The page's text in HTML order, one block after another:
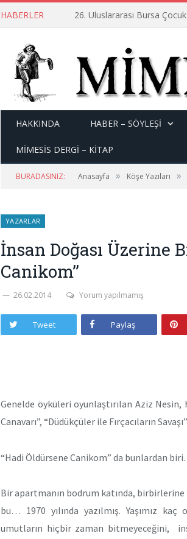
HABERLER 26. Uluslararası Bursa
HAKKINDA HABER – SÖYLEŞI
MİMESİS DERGİ – KİTAP
BURADASINIZ: Anasayfa » Köşe Yazıları »
YAZARLAR
İnsan Doğası Üzerine
Canikom’’
26.02.2014 Yorum yapılmamış
Tweet Paylaş
Genelde öyküleri oyunlaştırılan Aziz
Canavarı”, “Düdükçüler ile Fırçacıların
“Hadi Öldürsene Canikom” da bunlardan biri.
Bir apartmanın bodrum katında, birbirlerine
bu… 1970 yılında yazılmış. Yaşımız
umutların hiçbir zaman bitmeyeceğini,